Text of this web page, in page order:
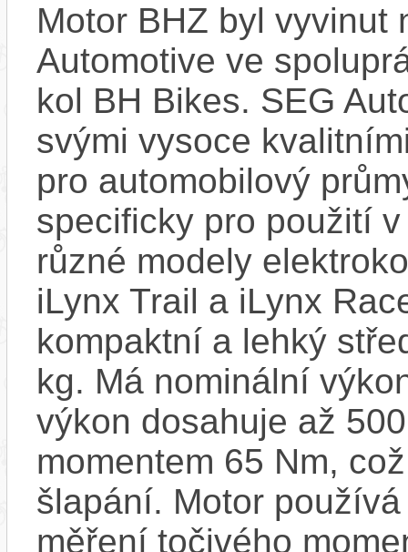
Motor BHZ byl vyvinut
Automotive ve
kol BH Bikes. SEG
svými vysoce
pro automobilový
specificky pro použití
různé modely
iLynx Trail a iLynx
kompaktní a lehký
kg. Má nominální
výkon dosahuje až
momentem 65 Nm,
šlapání. Motor
měření točivého